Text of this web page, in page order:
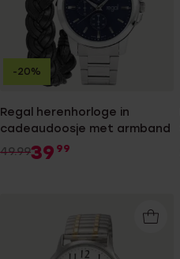
Regal herenhorloge in
cadeaudoosje met armband
49.9939 99
-20%